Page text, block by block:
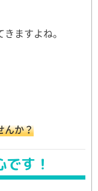
ますよね。
んか？
す！